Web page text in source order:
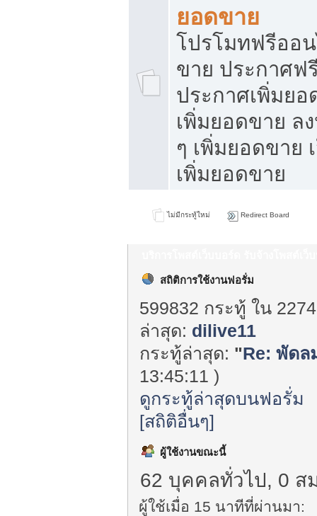
ยอดขาย
โปรโมทฟรีออ
ขาย ประกาศฟ
ประกาศเพิ่มย
เพิ่มยอดขาย ล
ๆ เพิ่มยอดขาย
เพิ่มยอดขาย
ไม่มีกระทู้ใหม่ Redirect Board
สถิติการใช้งานฟอรั่ม
599832 กระทู้ ใน
ล่าสุด: dilive11
กระทู้ล่าสุด: "Re: พัดล
13:45:11 )
ดูกระทู้ล่าสุดบนฟอรั่ม
[สถิติอื่นๆ]
ผู้ใช้งานขณะนี้
62 บุคคลทั่วไป, 0 ส
ผู้ใช้เมื่อ 15 นาทีที่ผ่านมา: